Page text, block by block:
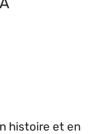
histoire et en